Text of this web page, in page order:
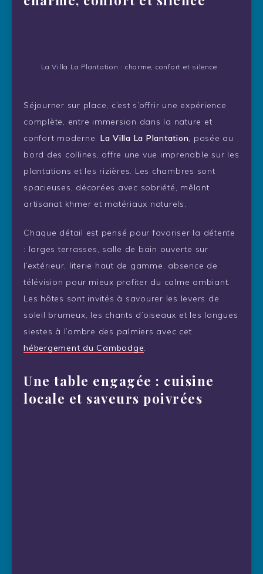
La Villa La Plantation : charme, confort et silence
Séjourner sur place, c’est s’offrir une expérience
complète, entre immersion dans la nature et
confort moderne. La Villa La Plantation, posée au
bord des collines, offre une vue imprenable sur les
plantations et les rizières. Les chambres sont
spacieuses, décorées avec sobriété, mêlant
artisanat khmer et matériaux naturels.
Chaque détail est pensé pour favoriser la détente
: larges terrasses, salle de bain ouverte sur
l’extérieur, literie haut de gamme, absence de
télévision pour mieux profiter du calme ambiant.
Les hôtes sont invités à savourer les levers de
soleil brumeux, les chants d’oiseaux et les longues
siestes à l’ombre des palmiers avec cet
hébergement du Cambodge.
Une table engagée : cuisine
locale et saveurs poivrées